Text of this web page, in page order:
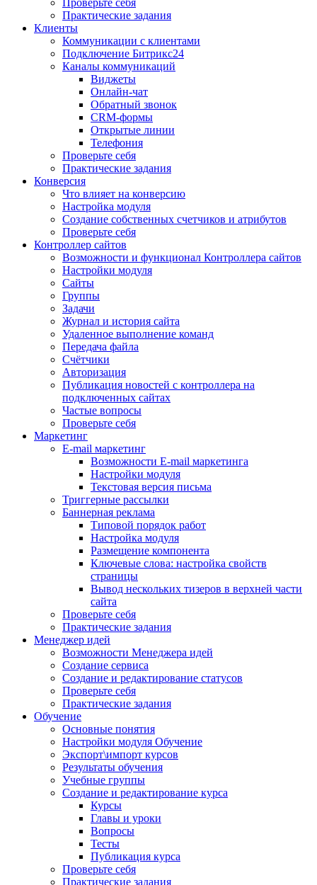
Проверьте себя
Практические задания
Клиенты
Коммуникации с клиентами
Подключение Битрикс24
Каналы коммуникаций
Виджеты
Онлайн-чат
Обратный звонок
CRM-формы
Открытые линии
Телефония
Проверьте себя
Практические задания
Конверсия
Что влияет на конверсию
Настройка модуля
Создание собственных счетчиков и атрибутов
Проверьте себя
Контроллер сайтов
Возможности и функционал Контроллера сайтов
Настройки модуля
Сайты
Группы
Задачи
Журнал и история сайта
Удаленное выполнение команд
Передача файла
Счётчики
Авторизация
Публикация новостей с контроллера на
подключенных сайтах
Частые вопросы
Проверьте себя
Маркетинг
E-mail маркетинг
Возможности E-mail маркетинга
Настройки модуля
Текстовая версия письма
Триггерные рассылки
Баннерная реклама
Типовой порядок работ
Настройка модуля
Размещение компонента
Ключевые слова: настройка свойств
страницы
Вывод нескольких тизеров в верхней части
сайта
Проверьте себя
Практические задания
Менеджер идей
Возможности Менеджера идей
Создание сервиса
Создание и редактирование статусов
Проверьте себя
Практические задания
Обучение
Основные понятия
Настройки модуля Обучение
Экспорт\импорт курсов
Результаты обучения
Учебные группы
Создание и редактирование курса
Курсы
Главы и уроки
Вопросы
Тесты
Публикация курса
Проверьте себя
Практические задания